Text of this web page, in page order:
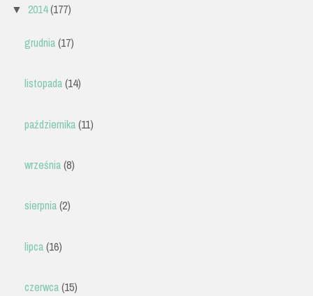
▼ 2014(177)
grudnia(17)
listopada(14)
października(11)
września(8)
sierpnia(2)
lipca(16)
czerwca(15)